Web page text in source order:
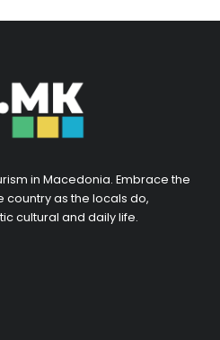
in Macedonia. Embrace the
as the locals do,
cultural and daily life.